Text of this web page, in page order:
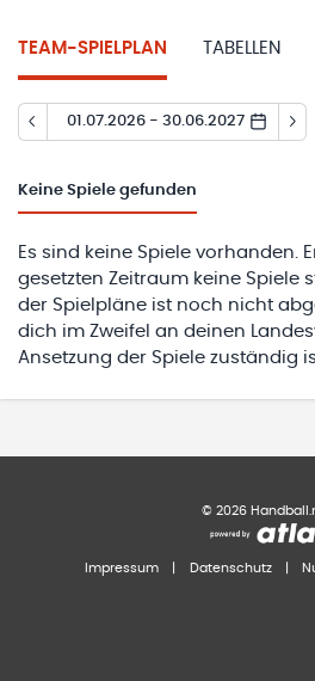
TEAM-SPIELPLAN TABELLEN
01.07.2026 - 30.06.2027
Keine Spiele gefunden
Es sind keine Spiele vorhanden.
gesetzten Zeitraum keine Spiele
der Spielpläne ist noch nicht
dich im Zweifel an deinen
Ansetzung der Spiele zuständig
© 2026
Impressum Datenschutz